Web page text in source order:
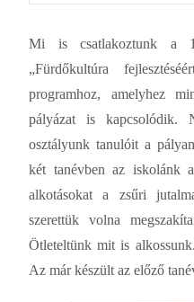
Mi is csatlakoztunk a
„Fürdőkultúra
programhoz, amelyhez
pályázat is kapcsolódik.
osztályunk tanulóit a
két tanévben az iskolánk
alkotásokat a zsűri
szerettük volna
Ötleteltünk mit is
Az már készült az előző